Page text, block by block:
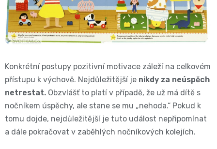
Plenky
do
vody
BébéCash
Magics
dětské
📝
Vrácení
💸
🔄
Konkrétní postupy pozitivní motivace záleží na celkovém
přístupu k výchově. Nejdůležitější je nikdy za neúspěch
netrestat. Obzvlášť to platí v případě, že už má dítě s
nočníkem úspěchy, ale stane se mu „nehoda.“ Pokud k
tomu dojde, nejdůležitější je tuto událost nepřipomínat
a dále pokračovat v zaběhlých nočníkových kolejích.